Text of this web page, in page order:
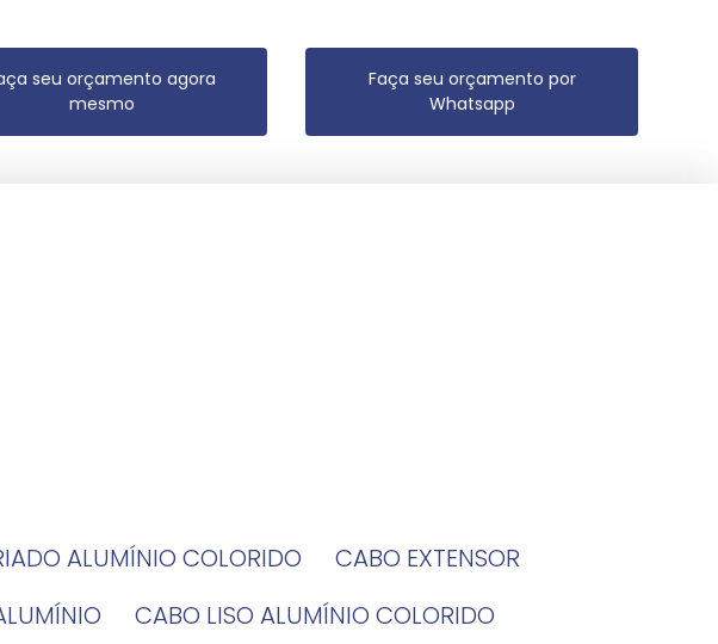
seu orçamento agora
mesmo
Faça seu orçamento por
Whatsapp
ALUMÍNIO COLORIDO
CABO EXTENSOR
CABO LISO ALUMÍNIO COLORIDO